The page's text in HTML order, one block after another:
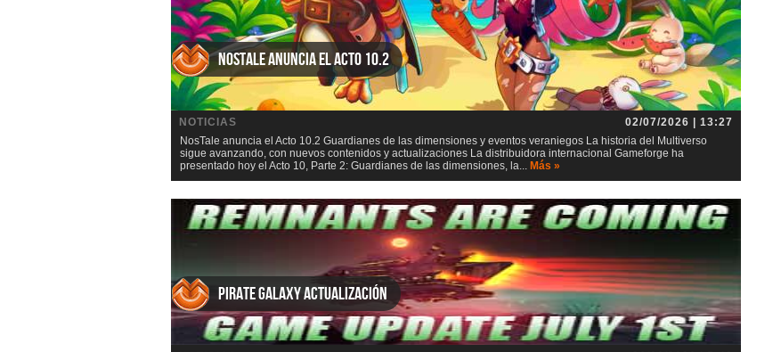
NosTale anuncia el Acto 10.2
NOTICIAS
02/07/2026 | 13:27
NosTale anuncia el Acto 10.2 Guardianes de las dimensiones y eventos veraniegos La historia del Multiverso
sigue avanzando, con nuevos contenidos y actualizaciones La distribuidora internacional Gameforge ha
presentado hoy el Acto 10, Parte 2: Guardianes de las dimensiones, la... Más »
Pirate Galaxy Actualización